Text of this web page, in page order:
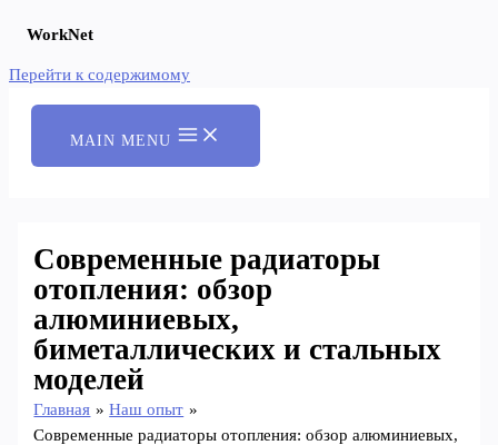
WorkNet
Перейти к содержимому
MAIN MENU
Современные радиаторы
отопления: обзор
алюминиевых,
биметаллических и стальных
моделей
Главная
Наш опыт
Современные радиаторы отопления: обзор алюминиевых,